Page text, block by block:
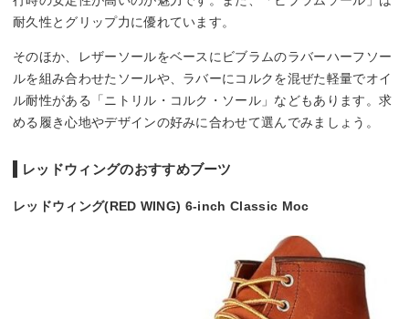
耐久性とグリップ力に優れています。
そのほか、レザーソールをベースにビブラムのラバーハーフソー
ルを組み合わせたソールや、ラバーにコルクを混ぜた軽量でオイ
ル耐性がある「ニトリル・コルク・ソール」などもあります。求
める履き心地やデザインの好みに合わせて選んでみましょう。
レッドウィングのおすすめブーツ
レッドウィング(RED WING) 6-inch Classic Moc